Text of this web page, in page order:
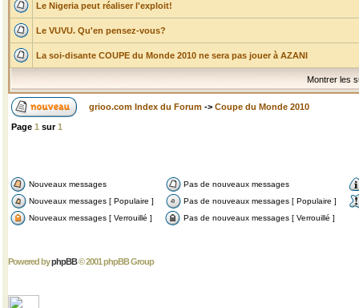
Le Nigeria peut réaliser l'exploit!
Le VUVU. Qu'en pensez-vous?
La soi-disante COUPE du Monde 2010 ne sera pas jouer à AZANI
Montrer les
grioo.com Index du Forum -> Coupe du Monde 2010
Page 1 sur1
Nouveaux messages
Pas de nouveaux messages
Nouveaux messages [ Populaire ]
Pas de nouveaux messages [ Populaire ]
Nouveaux messages [ Verrouillé ]
Pas de nouveaux messages [ Verrouillé ]
Powered byphpBB© 2001 phpBB Group